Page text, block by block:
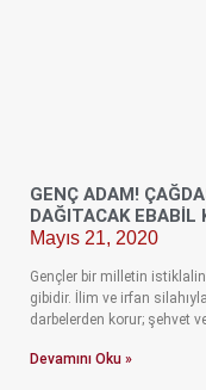
GENÇ ADAM!
DAĞITACAK EBABİL
Mayıs 21, 2020
Gençler bir milletin
gibidir. İlim ve irfan
darbelerden korur; şehvet
Devamını Oku »